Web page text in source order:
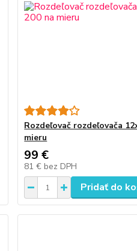
Rozdeľovač rozdeľovača
mieru
99 €
81 € bez DPH
Pridať do